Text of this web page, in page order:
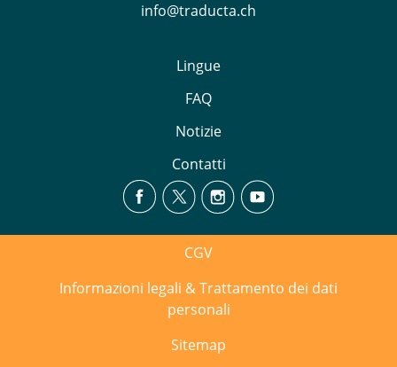
info@traducta.ch
Lingue
FAQ
Notizie
Contatti
CGV
Informazioni legali & Trattamento dei dati
personali
Sitemap